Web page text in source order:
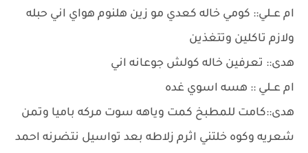
ام عــلي:: كومي خاله كعدي مو زين هلنوم هواي اني حبله
ولازم تاكلين وتتغذين
هدى:: تعرفين خاله كولش جوعانه اني
ام عــلي :: هسه اسوي غده
هدى::كامت للمطبخ كمت وياهه سوت مركه باميا وتمن
شعريه وكوه خلتني اثرم زلاطه بعد تواسيل نتضرنه احمد